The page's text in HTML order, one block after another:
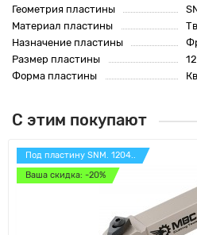
Геометрия пластины
Материал пластины
Назначение пластины
Размер пластины
Форма пластины
С этим покупают
Под пластину SNM. 1204..
Ваша скидка: -20%